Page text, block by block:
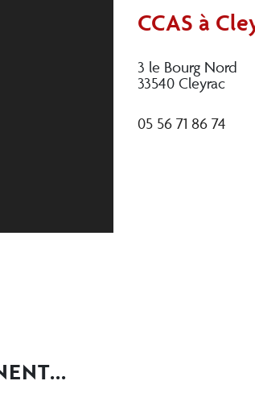
CCAS à
3 le Bourg Nord
33540 Cleyrac
05 56 71 86 74